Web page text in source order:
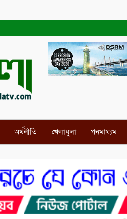
অর্থনীতি খেলাধুলা গনমাধ্যম